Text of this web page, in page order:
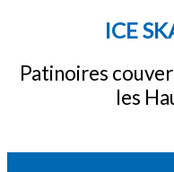
ICE
Patinoires
les